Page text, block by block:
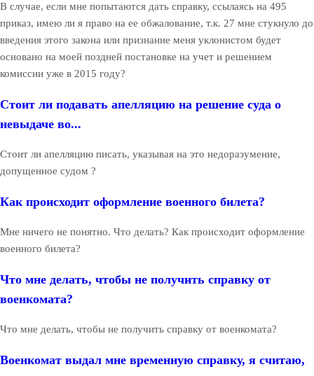
В случае, если мне попытаются дать справку, ссылаясь на 495
приказ, имею ли я право на ее обжалование, т.к. 27 мне стукнуло до
введения этого закона или признание меня уклонистом будет
основано на моей поздней постановке на учет и решением
комиссии уже в 2015 году?
Стоит ли подавать апелляцию на решение суда о
невыдаче во...
Стоит ли апелляцию писать, указывая на это недоразумение,
допущенное судом ?
Как происходит оформление военного билета?
Мне ничего не понятно. Что делать? Как происходит оформление
военного билета?
Что мне делать, чтобы не получить справку от
военкомата?
Что мне делать, чтобы не получить справку от военкомата?
Военкомат выдал мне временную справку, я считаю,